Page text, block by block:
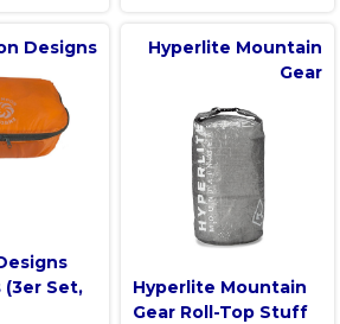
Designs
(3er Set,
Hyperlite Mountain
Gear
Hyperlite Mountain
Gear Roll-Top Stuff